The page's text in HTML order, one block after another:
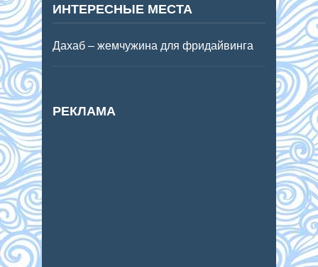
ИНТЕРЕСНЫЕ МЕСТА
Дахаб – жемчужина для фридайвинга
РЕКЛАМА